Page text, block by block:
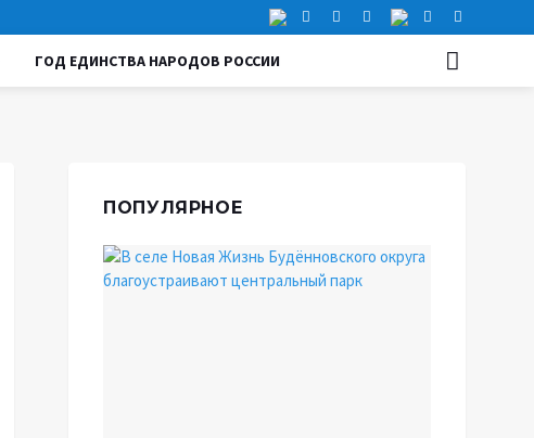
ГОД ЕДИНСТВА НАРОДОВ РОССИИ
ПОПУЛЯРНОЕ